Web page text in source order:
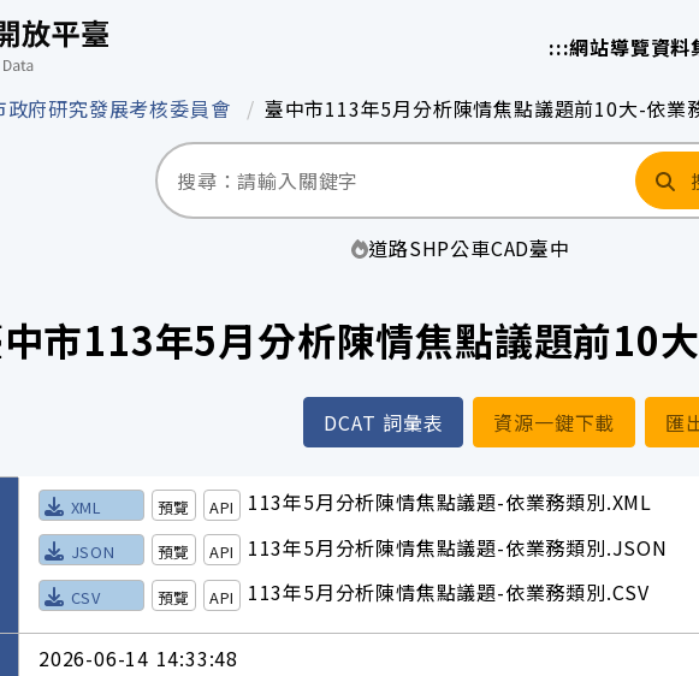
開放平臺 :::網站導覽資料
政府研究發展考核委員會 臺中市113年5月分析陳情焦點議題前10大-依業
道路SHP公車CAD臺中
市113年5月分析陳情焦點議題前10
DCAT 詞彙表 資源一鍵下載 匯
XML 預覽 API 113年5月分析陳情焦點議題-依業務類別.XML
JSON 預覽 API 113年5月分析陳情焦點議題-依業務類別.JSON
CSV 預覽 API 113年5月分析陳情焦點議題-依業務類別.CSV
2026-06-14 14:33:48